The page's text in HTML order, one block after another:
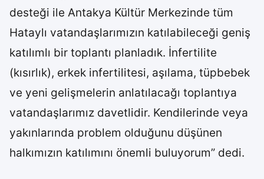
desteği ile Antakya Kültür Merkezinde tüm
Hataylı vatandaşlarımızın katılabileceği geniş
katılımlı bir toplantı planladık. İnfertilite
(kısırlık), erkek infertilitesi, aşılama, tüpbebek
ve yeni gelişmelerin anlatılacağı toplantıya
vatandaşlarımız davetlidir. Kendilerinde veya
yakınlarında problem olduğunu düşünen
halkımızın katılımını önemli buluyorum” dedi.